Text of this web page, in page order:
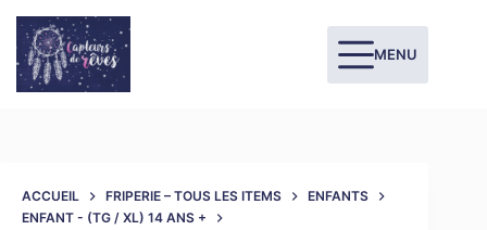
MENU
ACCUEIL FRIPERIE – TOUS LES ITEMS
ENFANTS
ENFANT - (TG / XL) 14 ANS +